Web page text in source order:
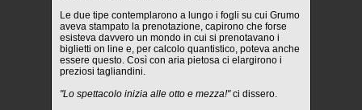
Le due tipe contemplarono a lungo i fogli su cui Grumo
aveva stampato la prenotazione, capirono che forse
esisteva davvero un mondo in cui si prenotavano i
biglietti on line e, per calcolo quantistico, poteva anche
essere questo. Così con aria pietosa ci elargirono i
preziosi tagliandini.
"Lo spettacolo inizia alle otto e mezza!"ci dissero.